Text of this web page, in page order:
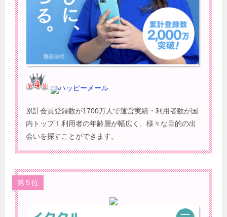
ハッピーメール
累計会員登録数が1700万人で運営実績・利用者数が国
内トップ！利用者の年齢層が幅広く、様々な目的の出
会いを探すことができます。
第５位